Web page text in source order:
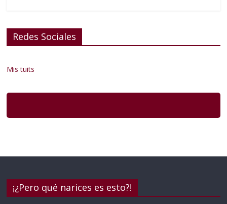
Redes Sociales
Mis tuits
¡¿Pero qué narices es esto?!